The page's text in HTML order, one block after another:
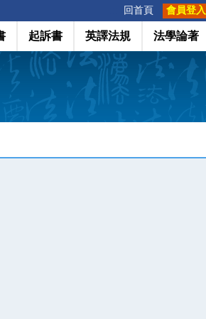
回首頁 會員登入
起訴書 英譯法規 法學論著